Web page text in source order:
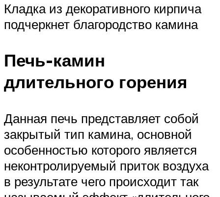
Кладка из декоративного кирпича
подчеркнет благородство камина
Печь-камин
длительного горения
Данная печь представляет собой
закрытый тип камина, основной
особенностью которого является
неконтролируемый приток воздуха
в результате чего происходит так